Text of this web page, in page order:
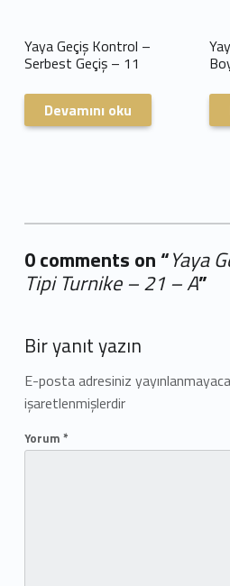
Yaya Geçiş Kontrol –
Serbest Geçiş – 11
Devamını oku
0 comments on “Yaya
Tipi Turnike – 21 – A”
Bir yanıt yazın
E-posta adresiniz
işaretlenmişlerdir
Yorum *